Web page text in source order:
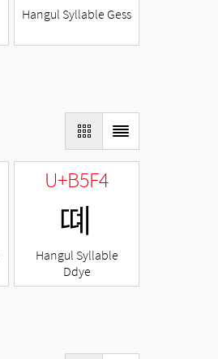
Hangul Syllable Gess
U+B5F4
뗴
Hangul Syllable
Ddye